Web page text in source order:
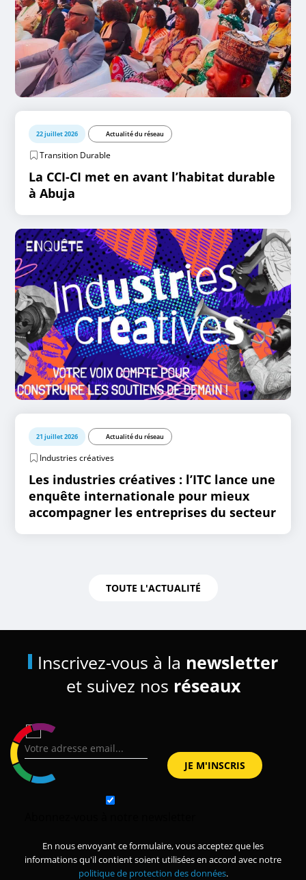
22 juillet 2026 Actualité du réseau
Transition Durable
La CCI-CI met en avant l’habitat durable
à Abuja
21 juillet 2026 Actualité du réseau
Industries créatives
Les industries créatives : l’ITC lance une
enquête internationale pour mieux
accompagner les entreprises du secteur
TOUTE L'ACTUALITÉ
Inscrivez-vous à la newsletter
et suivez nos réseaux
En nous envoyant ce formulaire, vous acceptez que les
informations qu'il contient soient utilisées en accord avec notre
politique de protection des données.